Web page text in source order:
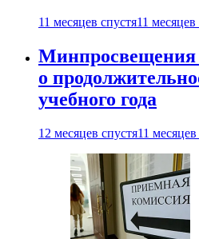
11 месяцев спустя11 месяцев
Минпросвещения
о
учебного года
12 месяцев спустя11